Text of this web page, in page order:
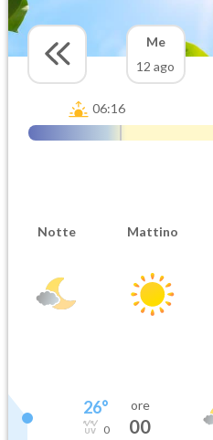
Me
12 ago
06:16
Notte Mattino
26°
0
ore
00